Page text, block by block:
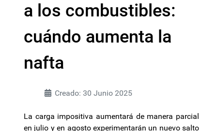
a los combustibles:
cuándo aumenta la
nafta
Creado: 30 Junio 2025
La carga impositiva aumentará de manera parcial
en julio y en agosto experimentarán un nuevo salto